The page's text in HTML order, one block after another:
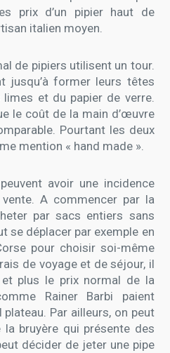
prix d’un pipier haut de
italien moyen.
de pipiers utilisent un tour.
jusqu’à former leurs têtes
et du papier de verre.
le coût de la main d’œuvre
Pourtant les deux
mention « hand made ».
avoir une incidence
A commencer par la
par sacs entiers sans
se déplacer par exemple en
pour choisir soi-même
de voyage et de séjour, il
plus le prix normal de la
Rainer Barbi paient
plateau. Par ailleurs, on peut
bruyère qui présente des
décider de jeter une pipe